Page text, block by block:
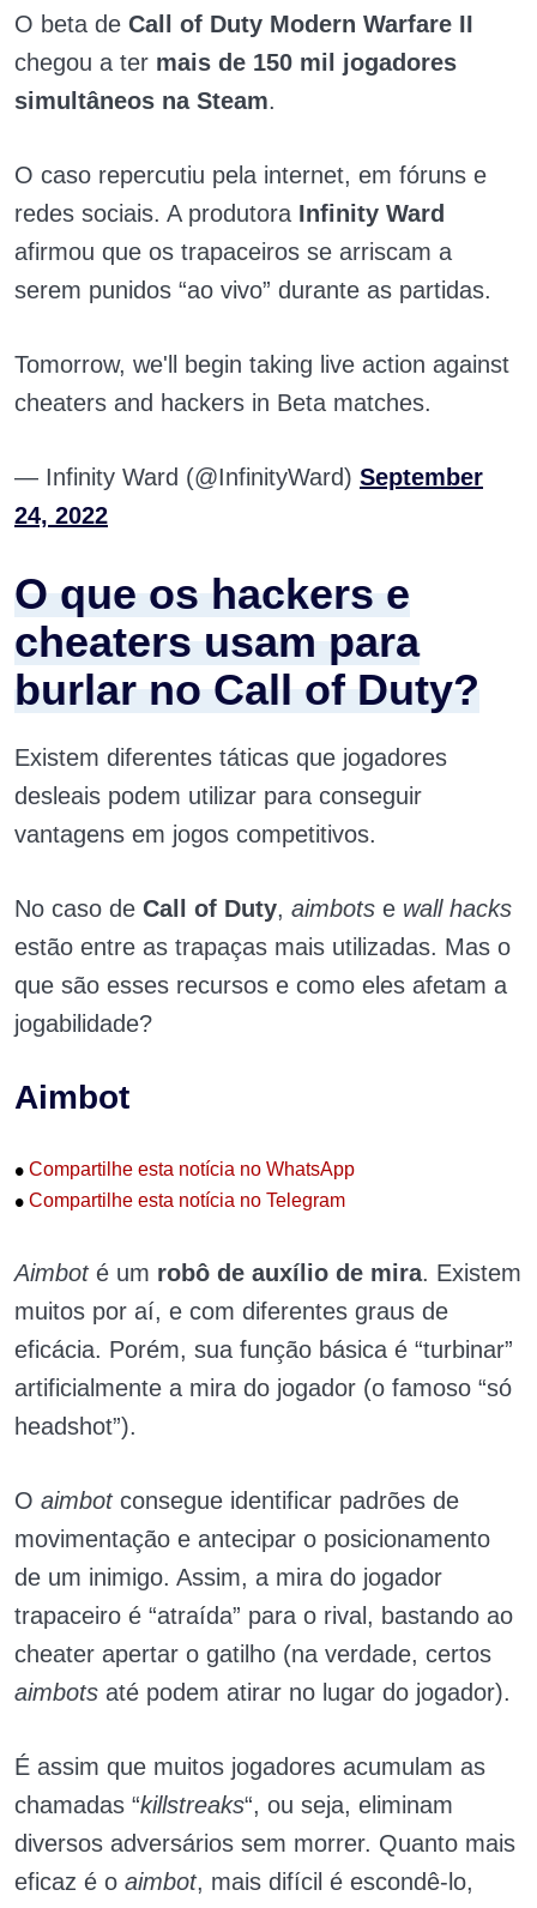
O beta de Call of Duty Modern Warfare II
chegou a ter mais de 150 mil jogadores
simultâneos na Steam.
O caso repercutiu pela internet, em fóruns e
redes sociais. A produtora Infinity Ward
afirmou que os trapaceiros se arriscam a
serem punidos “ao vivo” durante as partidas.
Tomorrow, we'll begin taking live action against
cheaters and hackers in Beta matches.
— Infinity Ward (@InfinityWard) September
24, 2022
O que os hackers e
cheaters usam para
burlar no Call of Duty?
Existem diferentes táticas que jogadores
desleais podem utilizar para conseguir
vantagens em jogos competitivos.
No caso de Call of Duty, aimbots e wall hacks
estão entre as trapaças mais utilizadas. Mas o
que são esses recursos e como eles afetam a
jogabilidade?
Aimbot
• Compartilhe esta notícia no WhatsApp
• Compartilhe esta notícia no Telegram
Aimboté um robô de auxílio de mira. Existem
muitos por aí, e com diferentes graus de
eficácia. Porém, sua função básica é “turbinar”
artificialmente a mira do jogador (o famoso “só
headshot”).
O aimbotconsegue identificar padrões de
movimentação e antecipar o posicionamento
de um inimigo. Assim, a mira do jogador
trapaceiro é “atraída” para o rival, bastando ao
cheater apertar o gatilho (na verdade, certos
aimbots até podem atirar no lugar do jogador).
É assim que muitos jogadores acumulam as
chamadas “killstreaks“, ou seja, eliminam
diversos adversários sem morrer. Quanto mais
eficaz é o aimbot, mais difícil é escondê-lo,